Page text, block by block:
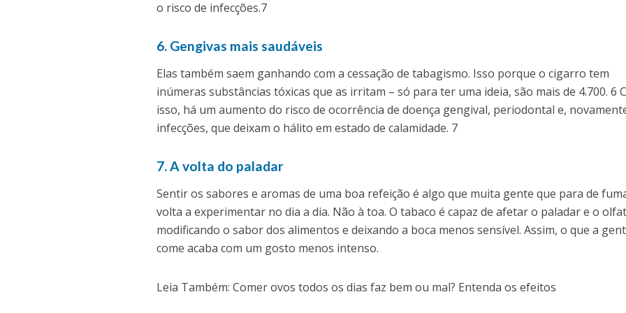
o risco de infecções.7
6. Gengivas mais saudáveis
Elas também saem ganhando com a cessação de tabagismo. Isso porque o cigarro tem
inúmeras substâncias tóxicas que as irritam – só para ter uma ideia, são mais de 4.700. 6
isso, há um aumento do risco de ocorrência de doença gengival, periodontal e,
infecções, que deixam o hálito em estado de calamidade. 7
7. A volta do paladar
Sentir os sabores e aromas de uma boa refeição é algo que muita gente que para de
volta a experimentar no dia a dia. Não à toa. O tabaco é capaz de afetar o paladar e o
modificando o sabor dos alimentos e deixando a boca menos sensível. Assim, o que a
come acaba com um gosto menos intenso.
Leia Também: Comer ovos todos os dias faz bem ou mal? Entenda os efeitos